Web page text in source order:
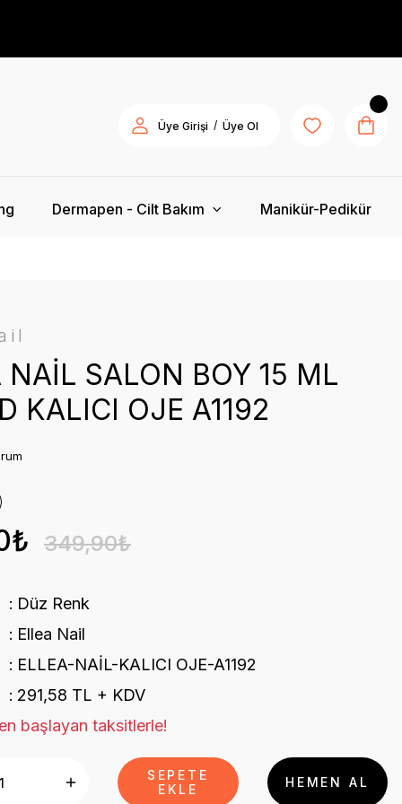
Üye Girişi / Üye Ol
Dermapen - Cilt Bakım Manikür-Pedikür
NAİL SALON BOY 15 ML
KALICI OJE A1192
349,90₺
Düz Renk
Ellea Nail
ELLEA-NAİL-KALICI OJE-A1192
291,58 TL + KDV
başlayan taksitlerle!
SEPETE
EKLE
HEMEN AL